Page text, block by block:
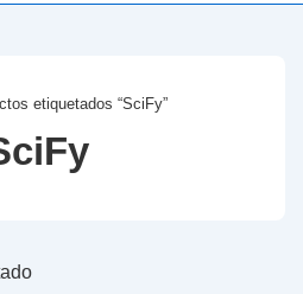
etiquetados “SciFy”